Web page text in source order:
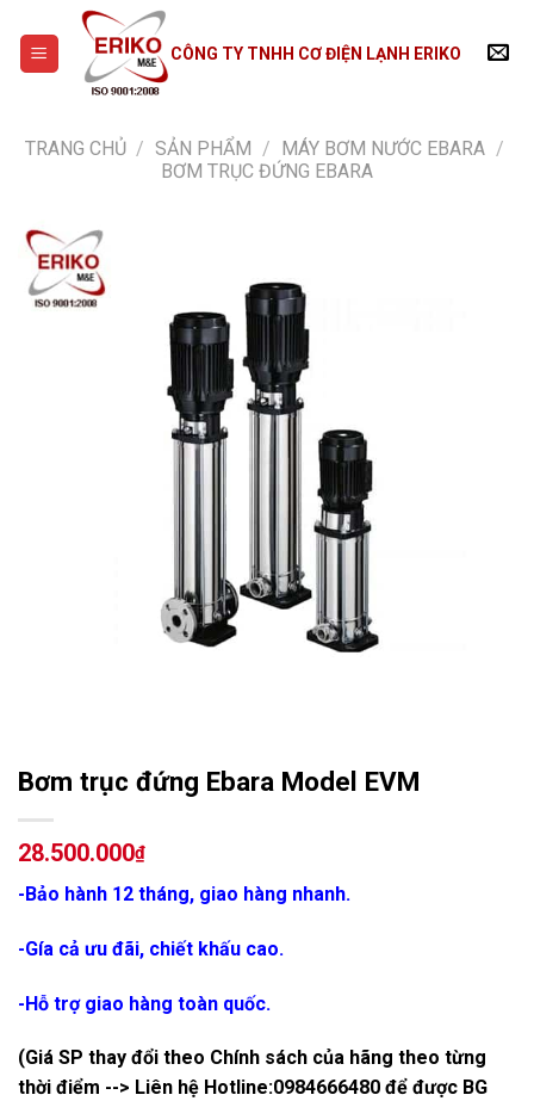
content
CÔNG TY TNHH CƠ ĐIỆN LẠNH ERIKO
TRANG CHỦ / SẢN PHẨM / MÁY BƠM NƯỚC EBARA /
BƠM TRỤC ĐỨNG EBARA
Bơm trục đứng Ebara Model EVM
28.500.000₫
-Bảo hành 12 tháng, giao hàng nhanh.
-Gía cả ưu đãi, chiết khấu cao.
-Hỗ trợ giao hàng toàn quốc.
(Giá SP thay đổi theo Chính sách của hãng theo từng
thời điểm --> Liên hệ Hotline:0984666480 để được BG